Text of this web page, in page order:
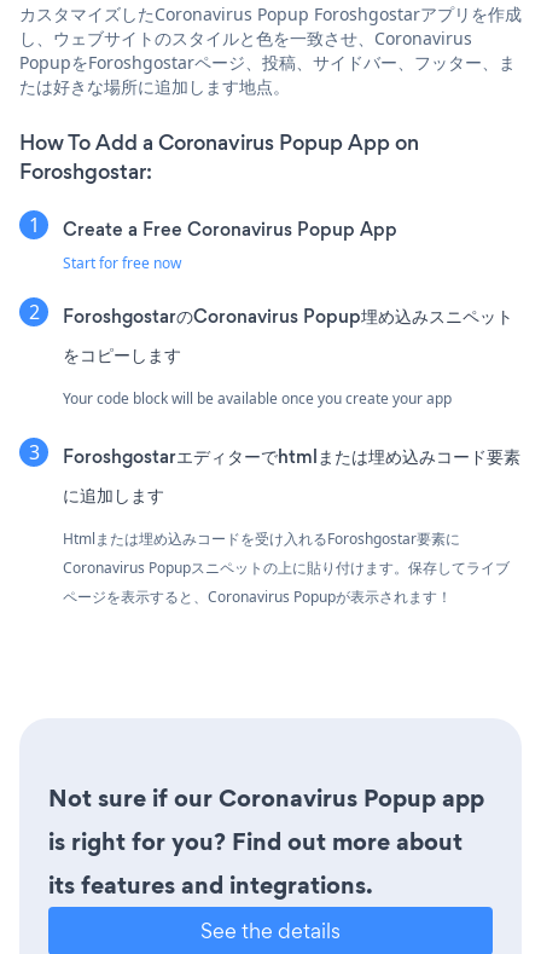
カスタマイズしたCoronavirus Popup Foroshgostarアプリを作成
し、ウェブサイトのスタイルと色を一致させ、Coronavirus
PopupをForoshgostarページ、投稿、サイドバー、フッター、ま
たは好きな場所に追加します地点。
How To Add a Coronavirus Popup App on
Foroshgostar:
Create a Free Coronavirus Popup App
Start for free now
ForoshgostarのCoronavirus Popup埋め込みスニペット
をコピーします
Your code block will be available once you create your app
Foroshgostarエディターでhtmlまたは埋め込みコード要素
に追加します
Htmlまたは埋め込みコードを受け入れるForoshgostar要素に
Coronavirus Popupスニペットの上に貼り付けます。保存してライブ
ページを表示すると、Coronavirus Popupが表示されます！
Not sure if our Coronavirus Popup app
is right for you? Find out more about
its features and integrations.
See the details